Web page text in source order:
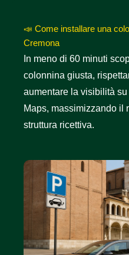
📣 Come installare una
Cremona
In meno di 60 minuti
colonnina giusta,
aumentare la visibilità
Maps, massimizzando il
struttura ricettiva.